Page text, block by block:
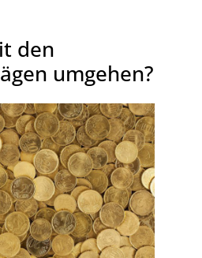
den
umgehen?